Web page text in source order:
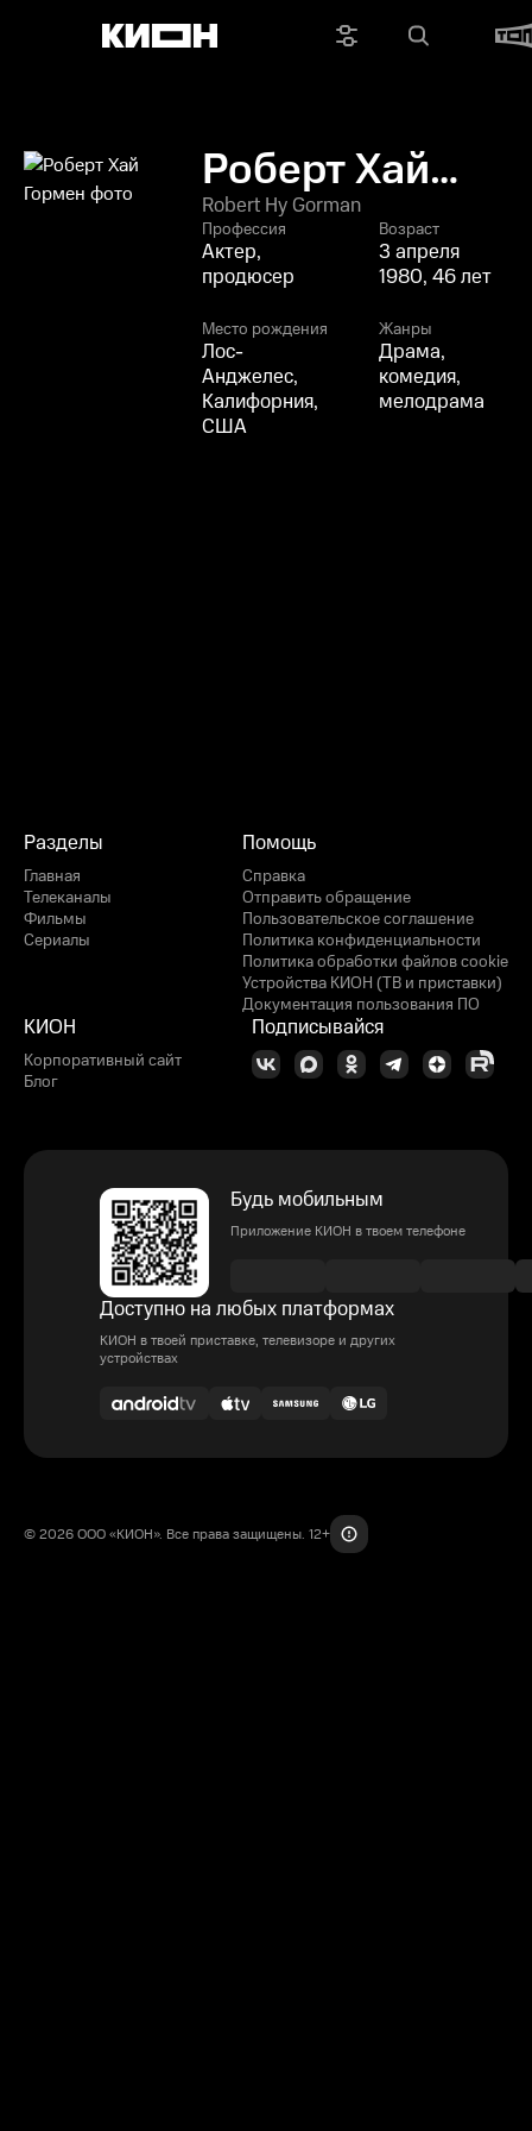
Роберт Хай
Гормен
Robert Hy Gorman
Профессия
Актер,
продюсер
Возраст
3 апреля
1980, 46 лет
Место рождения
Лос-
Анджелес,
Калифорния,
США
Жанры
Драма,
комедия,
мелодрама
Разделы
Главная
Телеканалы
Фильмы
Сериалы
Помощь
Справка
Отправить обращение
Пользовательское соглашение
Политика конфиденциальности
Политика обработки файлов cookie
Устройства КИОН (ТВ и приставки)
Документация пользования ПО
КИОН
Корпоративный сайт
Блог
Подписывайся
Будь мобильным
Приложение КИОН в твоем телефоне
Доступно на любых платформах
КИОН в твоей приставке, телевизоре и других
устройствах
© 2026 ООО «КИОН». Все права защищены. 12+